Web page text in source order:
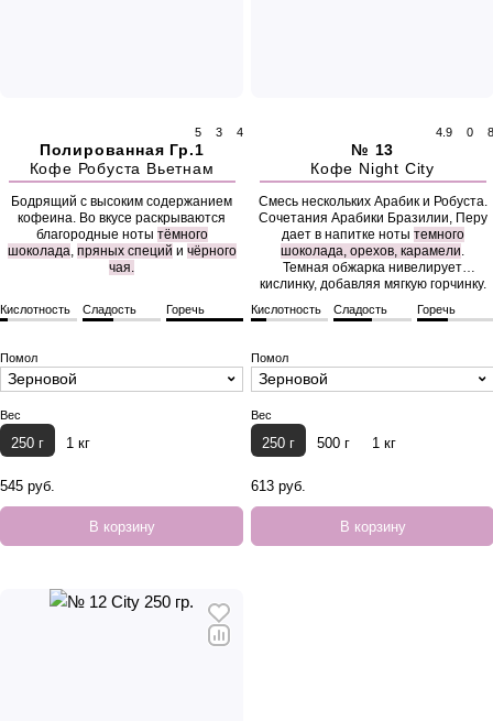
5 3 4
Полированная Гр.1
Кофе Робуста Вьетнам
Бодрящий с высоким содержанием
кофеина. Во вкусе раскрываются
благородные ноты тёмного
шоколада, пряных специй и чёрного
чая.
Кислотность Сладость Горечь
545 руб.
В корзину
Помол
Зерновой
Вес
250 г 1 кг
4.9 0 8
№ 13
Кофе Night City
Смесь нескольких Арабик и Робуста.
Сочетания Арабики Бразилии, Перу
дает в напитке ноты темного
шоколада, орехов, карамели.
Темная обжарка нивелирует
кислинку, добавляя мягкую горчинку.
Кислотность Сладость Горечь
613 руб.
В корзину
Помол
Зерновой
Вес
250 г 500 г 1 кг